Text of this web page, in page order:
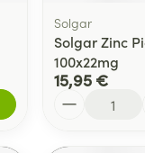
Solgar
Solgar Zinc
100x22mg
15,95 €